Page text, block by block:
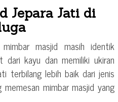
Jepara Jati di
masjid masih identik
kayu dan memiliki ukiran
terbilang lebih baik dari jenis
mimbar masjid yang